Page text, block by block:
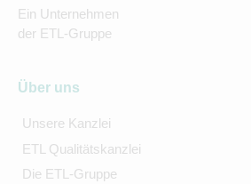
Ein Unternehmen
der ETL-Gruppe
Über uns
Unsere Kanzlei
ETL Qualitätskanzlei
Die ETL-Gruppe